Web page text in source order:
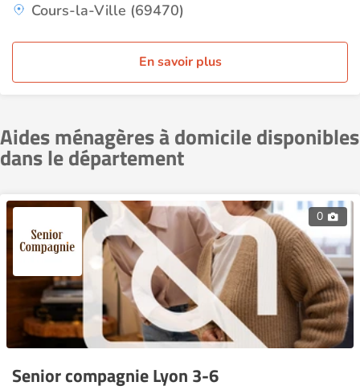
Cours-la-Ville (69470)
En savoir plus
Aides ménagères à domicile disponibles
dans le département
0
Senior compagnie Lyon 3-6